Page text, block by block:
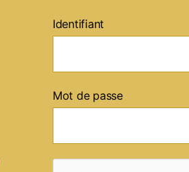
Identifiant
Mot de passe